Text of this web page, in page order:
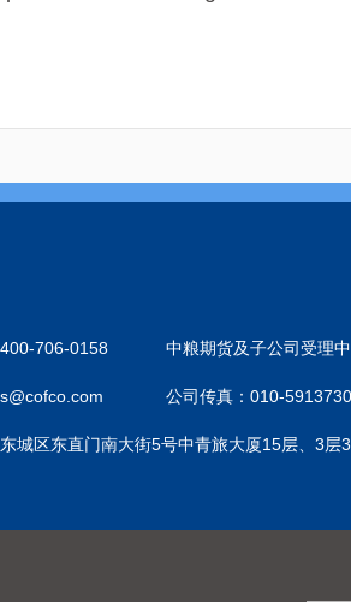
706-0158 中粮期货及子公司受理
公司传真：010-
城区东直门南大街5号中青旅大厦15层、3